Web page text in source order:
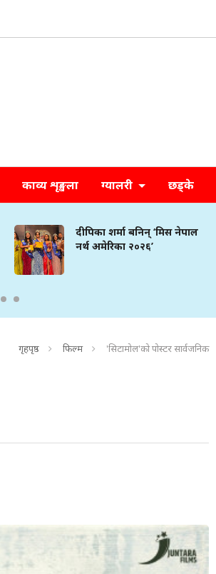
काव्य शृङ्खला ग्यालरी छड्के
दीपिका शर्मा बनिन् ‘मिस नेपाल
नर्थ अमेरिका २०२६’
गृहपृष्ठ फिल्म 'सिटामोल'को पोस्टर सार्वजनिक